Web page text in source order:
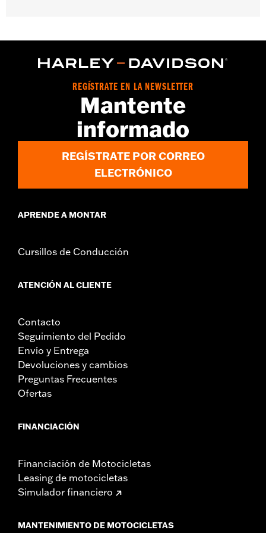
REGÍSTRATE EN LA NEWSLETTER
Mantente
informado
REGÍSTRATE POR CORREO
ELECTRÓNICO
APRENDE A MONTAR
Cursillos de Conducción
ATENCIÓN AL CLIENTE
Contacto
Seguimiento del Pedido
Envío y Entrega
Devoluciones y cambios
Preguntas Frecuentes
Ofertas
FINANCIACIÓN
Financiación de Motocicletas
Leasing de motocicletas
Simulador financiero
MANTENIMIENTO DE MOTOCICLETAS